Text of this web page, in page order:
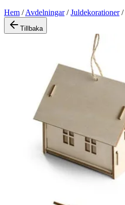
Hem /Avdelningar/Juldekorationer/
Tillbaka